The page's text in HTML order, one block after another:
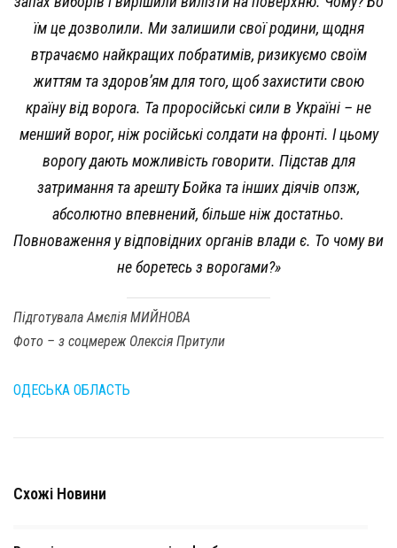
їм це дозволили. Ми залишили свої родини, щодня
втрачаємо найкращих побратимів, ризикуємо своїм
життям та здоров’ям для того, щоб захистити свою
країну від ворога. Та проросійські сили в Україні – не
менший ворог, ніж російські солдати на фронті. І цьому
ворогу дають можливість говорити. Підстав для
затримання та арешту Бойка та інших діячів опзж,
абсолютно впевнений, більше ніж достатньо.
Повноваження у відповідних органів влади є. То чому ви
не боретесь з ворогами?»
Підготувала Амєлія МИЙНОВА
Фото – з соцмереж Олексія Притули
ОДЕСЬКА ОБЛАСТЬ
Схожі Новини